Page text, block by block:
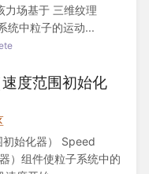
力场基于 三维纹理
统中粒子的运动...
度范围初始化
始化器） Speed
）组件使粒子系统中的